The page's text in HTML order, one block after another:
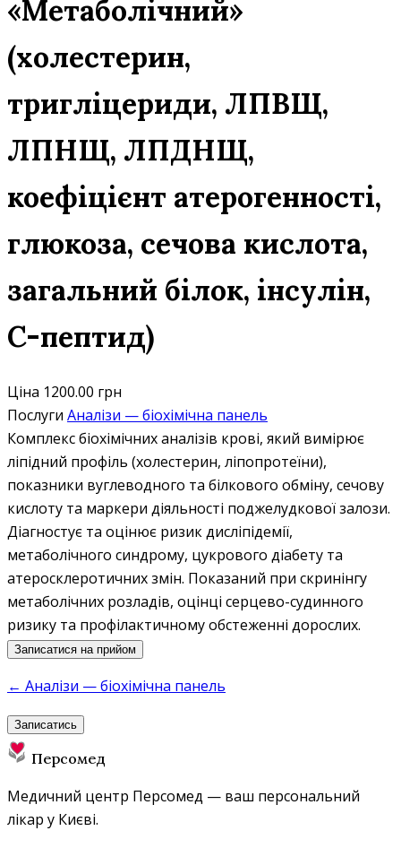
«Метаболічний»
(холестерин,
тригліцериди, ЛПВЩ,
ЛПНЩ, ЛПДНЩ,
коефіцієнт атерогенності,
глюкоза, сечова кислота,
загальний білок, інсулін,
C-пептид)
Ціна 1200.00 грн
Послуги Аналізи — біохімічна панель
Комплекс біохімічних аналізів крові, який вимірює
ліпідний профіль (холестерин, ліпопротеїни),
показники вуглеводного та білкового обміну, сечову
кислоту та маркери діяльності поджелудкової залози.
Діагностує та оцінює ризик дисліпідемії,
метаболічного синдрому, цукрового діабету та
атеросклеротичних змін. Показаний при скринінгу
метаболічних розладів, оцінці серцево-судинного
ризику та профілактичному обстеженні дорослих.
Записатися на прийом
← Аналізи — біохімічна панель
Записатись
Персомед
Медичний центр Персомед — ваш персональний
лікар у Києві.